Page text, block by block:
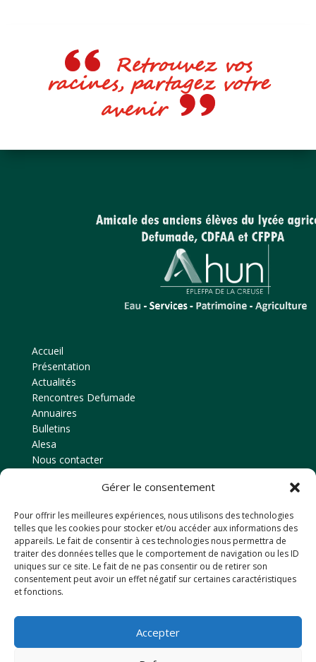
Gérer le consentement
Pour offrir les meilleures expériences, nous utilisons des technologies
telles que les cookies pour stocker et/ou accéder aux informations des
appareils. Le fait de consentir à ces technologies nous permettra de
traiter des données telles que le comportement de navigation ou les ID
uniques sur ce site. Le fait de ne pas consentir ou de retirer son
consentement peut avoir un effet négatif sur certaines caractéristiques
et fonctions.
Accepter
Retrouvez vos
racines, partagez votre
avenir
Accueil
Présentation
Actualités
Rencontres Defumade
Annuaires
Bulletins
Alesa
Nous contacter
Amicale des anciens élèves
EPLEFPA d’Ahun
Le Chaussadis
23150 AHUN
Tél: 05 55 81 48 80
Email : anciensdahun@hotmail.fr
Retrouvez-nous sur Facebook